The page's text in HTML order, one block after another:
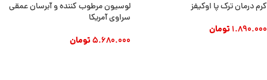
کرم درمان ترک پا اوکیفز
1.890.000تومان
لوسیون مرطوب کننده و آبرسان عمقی
سراوی آمریکا
5.680.000تومان